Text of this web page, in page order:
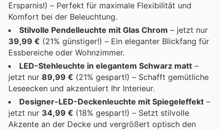
Ersparnis!) – Perfekt für maximale Flexibilität und
Komfort bei der Beleuchtung.
Stilvolle Pendelleuchte mit Glas Chrom – jetzt nur
39,99 € (21% günstiger!) – Ein eleganter Blickfang für
Essbereiche oder Wohnzimmer.
LED-Stehleuchte in elegantem Schwarz matt –
jetzt nur 89,99 € (21% gespart!) – Schafft gemütliche
Leseecken und akzentuiert Ihr Interieur.
Designer-LED-Deckenleuchte mit Spiegeleffekt –
jetzt nur 34,99 € (18% gespart!) – Setzt stilvolle
Akzente an der Decke und vergrößert optisch den